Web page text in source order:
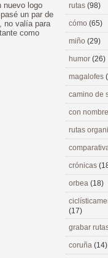
nuevo logo
un par de
no valía para
como
rutas (98)
cómo (65)
miño (29)
humor (26)
magalofes
camino de
con
rutas
crónicas
orbea (18)
(17)
grabar
coruña (14)